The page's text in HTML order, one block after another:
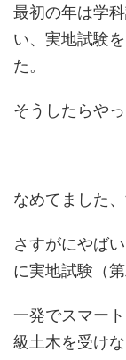
最初の年は学
い、実地試験
た。
そうしたらや
なめてました
さすがにやば
に実地試験（
一発でスマー
級土木を受け